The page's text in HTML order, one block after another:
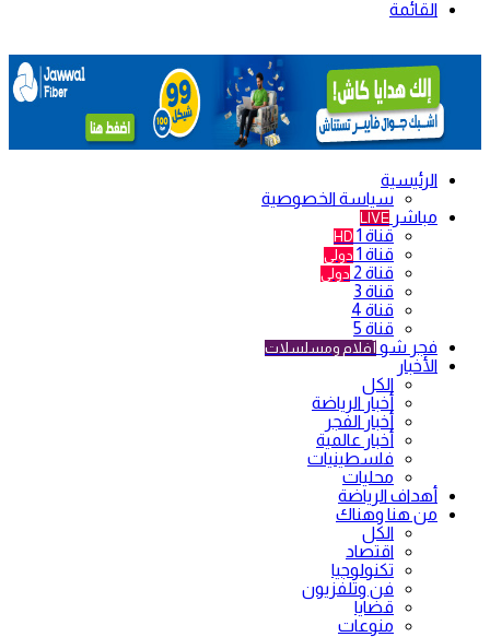
القائمة
الرئيسية
سياسة الخصوصية
مباشر LIVE
قناة 1 HD
قناة 1 دولي
قناة 2 دولي
قناة 3
قناة 4
قناة 5
فجر شو أفلام ومسلسلات
الأخبار
الكل
أخبار الرياضة
أخبار الفجر
أخبار عالمية
فلسطينيات
محليات
أهداف الرياضة
من هنا وهناك
الكل
اقتصاد
تكنولوجيا
فن وتلفزيون
قضايا
منوعات